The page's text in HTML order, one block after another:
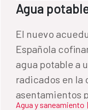
Agua
El nuevo
Española
agua potable a
radicados en la
asentamientos
Agua y saneamiento |